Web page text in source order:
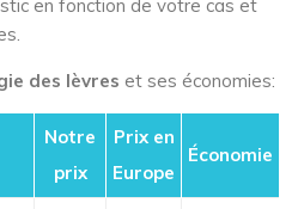
en fonction de votre cas et
des lèvres et ses économies:
Notre
prix
Prix en
Europe
Économie